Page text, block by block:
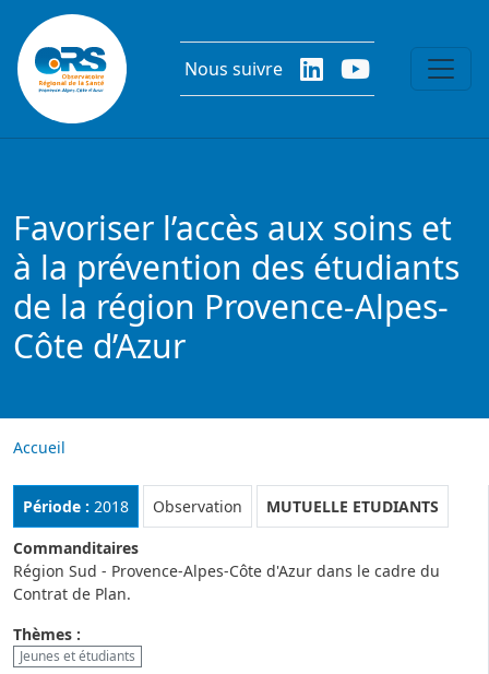
Aller au contenu principal
Nous suivre
Favoriser l’accès aux soins et
à la prévention des étudiants
de la région Provence-Alpes-
Côte d’Azur
Accueil
Période : 2018 Rubrique :
Observation
MUTUELLE ETUDIANTS
Commanditaires
Région Sud - Provence-Alpes-Côte d'Azur dans le cadre du
Contrat de Plan.
Thèmes :
Jeunes et étudiants